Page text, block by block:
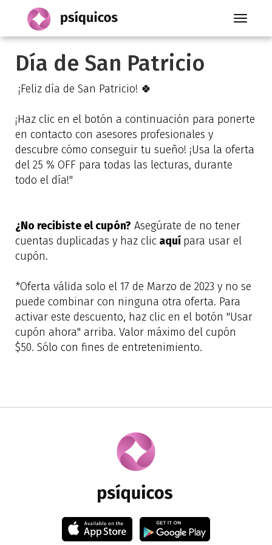
Toggle
Día de San Patricio
¡Feliz día de San Patricio! 🍀
¡Haz clic en el botón a continuación para ponerte
en contacto con asesores profesionales y
descubre cómo conseguir tu sueño! ¡Usa la oferta
del 25 % OFF para todas las lecturas, durante
todo el día!"
¿No recibiste el cupón? Asegúrate de no tener
cuentas duplicadas y haz clic aquí para usar el
cupón.
*Oferta válida solo el 17 de Marzo de 2023 y no se
puede combinar con ninguna otra oferta. Para
activar este descuento, haz clic en el botón "Usar
cupón ahora" arriba. Valor máximo del cupón
$50. Sólo con fines de entretenimiento.